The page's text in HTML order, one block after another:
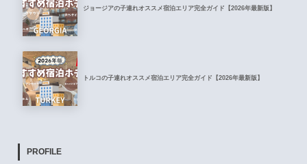
ジョージアの子連れオススメ宿泊エリア完全ガイド【2026年最新版】
トルコの子連れオススメ宿泊エリア完全ガイド【2026年最新版】
PROFILE